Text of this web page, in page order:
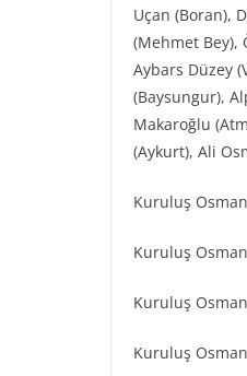
Uçan (Boran),
(Mehmet Bey),
Aybars Düzey
(Baysungur),
Makaroğlu
(Aykurt), Ali
Kuruluş
Kuruluş
Kuruluş
Kuruluş